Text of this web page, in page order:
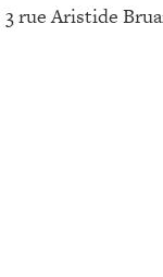
3 rue Aristide